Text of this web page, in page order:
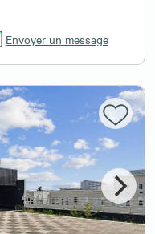
Envoyer un message